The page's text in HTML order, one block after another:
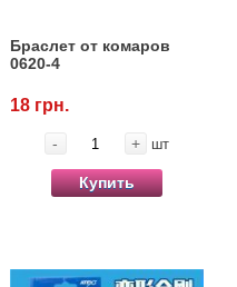
Браслет от комаров
0620-4
18 грн.
- + шт
Купить